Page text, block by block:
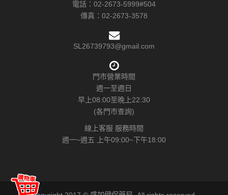
電話： 02-2673-5999#504
傳真： 02-2673-3578
SL26739793@gmail.com
門市營業時間
週一至週日
早上08:00至晚上22:30
(各門市查詢)
線上客服 服務時間
週一~週五 上午09:00~下午18:00